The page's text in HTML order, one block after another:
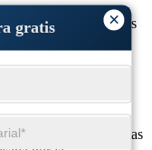
×
gratis
del mercadoy las
infecciosas respiratorias